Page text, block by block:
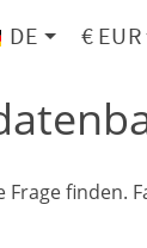
DE € EUR
finden.